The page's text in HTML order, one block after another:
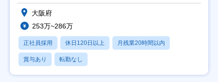
大阪府
253万~286万
正社員採用 休日120日以上 月残業20時間以内
賞与あり 転勤なし